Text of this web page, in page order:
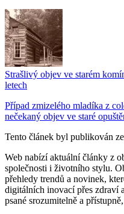
Strašlivý objev ve starém
letech
Případ zmizelého mladíka z
nečekaný objev ve staré
Tento článek byl publikován
Web nabízí aktuální články z
společnosti i životního stylu.
přehledy trendů a novinek,
digitálních inovací přes zdraví
psané srozumitelně a